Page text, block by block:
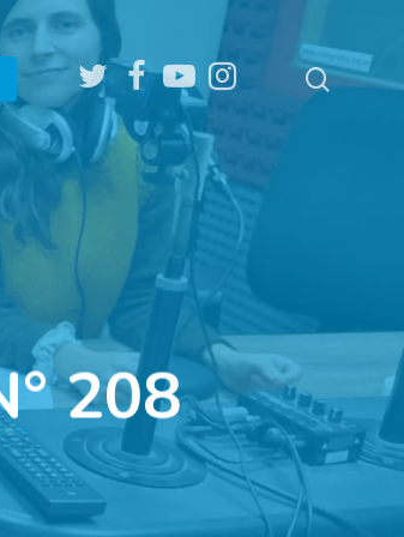
twitterfacebookyoutubeinstagram search
208